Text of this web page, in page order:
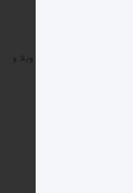
کمپین، تونل به‌عنوان ویلا و
ویلای خود می‌شوند.
ویلات» به مخاطب است.